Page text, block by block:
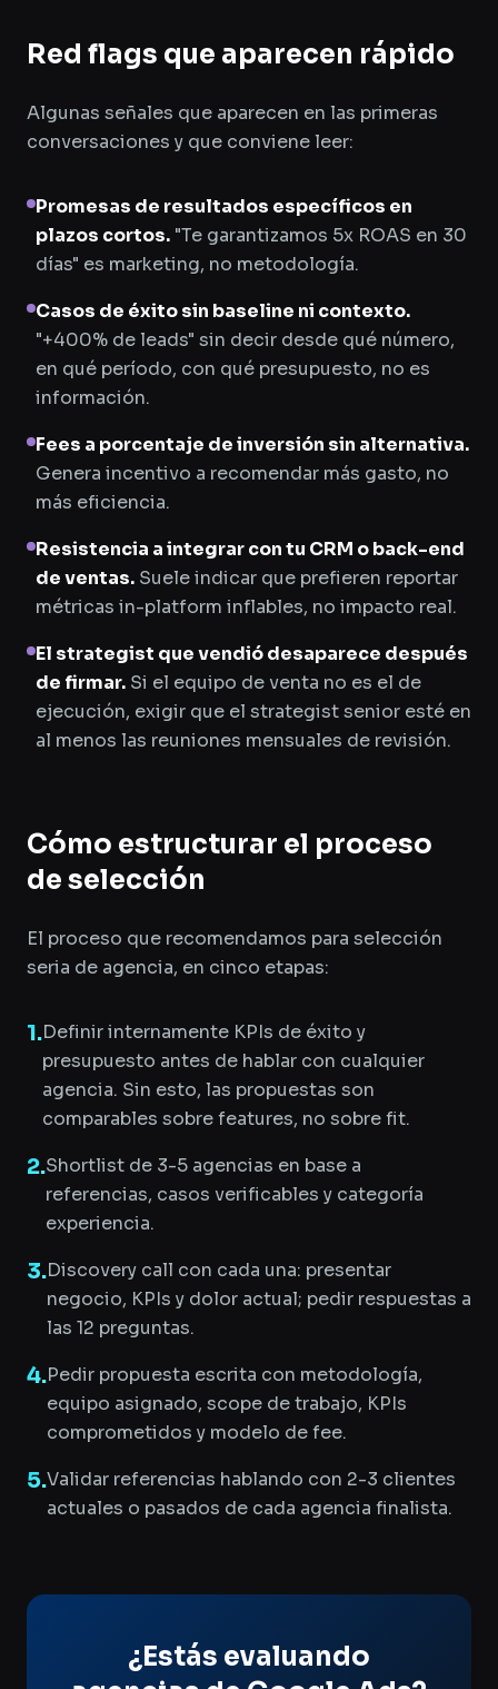
Red flags que aparecen rápido
Algunas señales que aparecen en las primeras
conversaciones y que conviene leer:
Promesas de resultados específicos en
plazos cortos. "Te garantizamos 5x ROAS en 30
días" es marketing, no metodología.
Casos de éxito sin baseline ni contexto.
"+400% de leads" sin decir desde qué número,
en qué período, con qué presupuesto, no es
información.
Fees a porcentaje de inversión sin alternativa.
Genera incentivo a recomendar más gasto, no
más eficiencia.
Resistencia a integrar con tu CRM o back-end
de ventas. Suele indicar que prefieren reportar
métricas in-platform inflables, no impacto real.
El strategist que vendió desaparece después
de firmar. Si el equipo de venta no es el de
ejecución, exigir que el strategist senior esté en
al menos las reuniones mensuales de revisión.
Cómo estructurar el proceso
de selección
El proceso que recomendamos para selección
seria de agencia, en cinco etapas:
1.Definir internamente KPIs de éxito y
presupuesto antes de hablar con cualquier
agencia. Sin esto, las propuestas son
comparables sobre features, no sobre fit.
2.Shortlist de 3-5 agencias en base a
referencias, casos verificables y categoría
experiencia.
3.Discovery call con cada una: presentar
negocio, KPIs y dolor actual; pedir respuestas a
las 12 preguntas.
4.Pedir propuesta escrita con metodología,
equipo asignado, scope de trabajo, KPIs
comprometidos y modelo de fee.
5.Validar referencias hablando con 2-3 clientes
actuales o pasados de cada agencia finalista.
¿Estás evaluando